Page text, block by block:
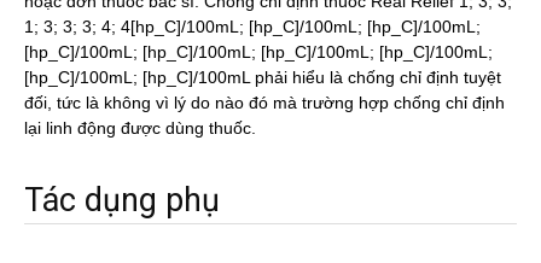
1; 3; 3; 3; 4; 4[hp_C]/100mL; [hp_C]/100mL; [hp_C]/100mL;
[hp_C]/100mL; [hp_C]/100mL; [hp_C]/100mL; [hp_C]/100mL;
[hp_C]/100mL; [hp_C]/100mL phải hiểu là chống chỉ định tuyệt
đối, tức là không vì lý do nào đó mà trường hợp chống chỉ định
lại linh động được dùng thuốc.
Tác dụng phụ